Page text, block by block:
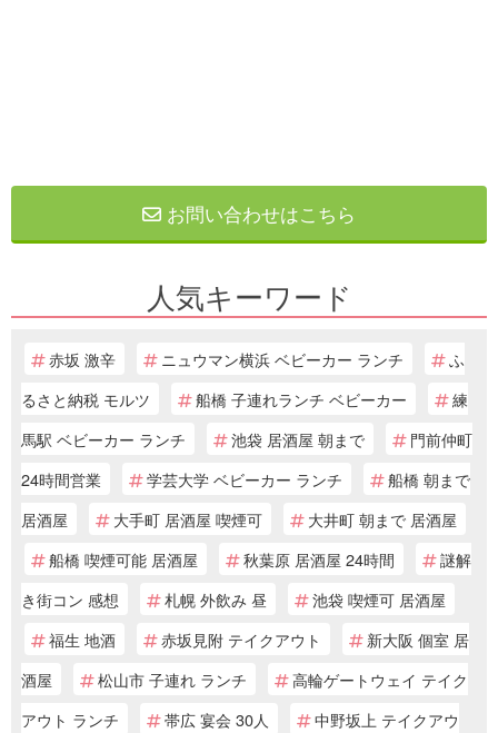
お問い合わせはこちら
人気キーワード
赤坂 激辛 ニュウマン横浜 ベビーカー ランチ
ふ
るさと納税 モルツ
船橋 子連れランチ ベビーカー
練
馬駅 ベビーカー ランチ
池袋 居酒屋 朝まで
門前仲町
24時間営業
学芸大学 ベビーカー ランチ
船橋 朝まで
居酒屋
大手町 居酒屋 喫煙可
大井町 朝まで 居酒屋
船橋 喫煙可能 居酒屋
秋葉原 居酒屋 24時間
謎解
き街コン 感想
札幌 外飲み 昼
池袋 喫煙可 居酒屋
福生 地酒
赤坂見附 テイクアウト
新大阪 個室 居
酒屋
松山市 子連れ ランチ
高輪ゲートウェイ テイク
アウト ランチ
帯広 宴会 30人
中野坂上 テイクアウ